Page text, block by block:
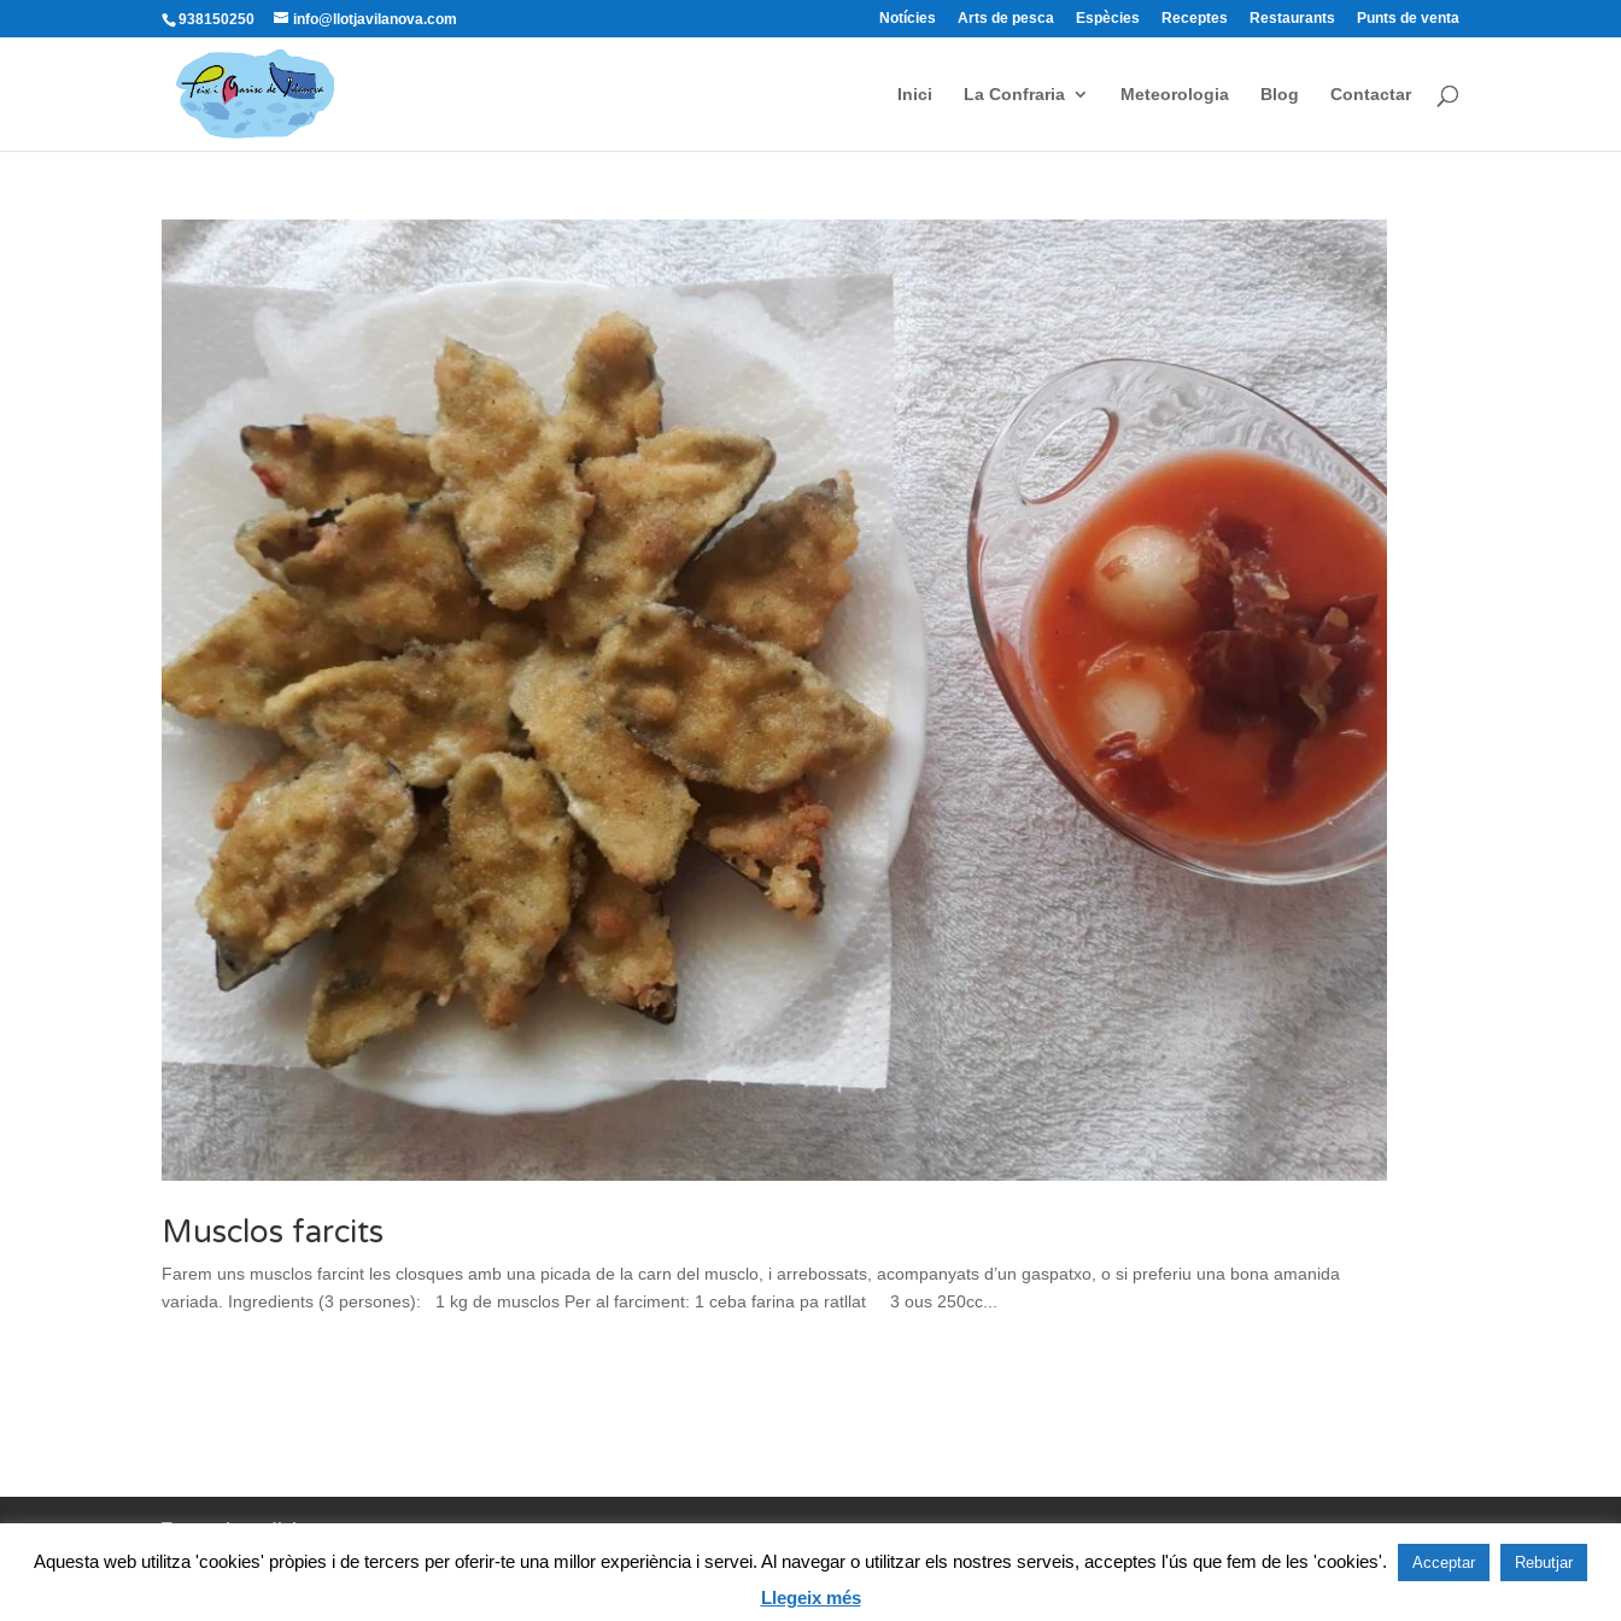
938150250 info@llotjavilanova.com Notícies Arts de pesca Espècies Receptes Restaurants Punts de venta
Inici La Confraria Meteorologia Blog Contactar
Musclos farcits
Farem uns musclos farcint les closques amb una picada de la carn del musclo, i arrebossats, acompanyats d’un gaspatxo, o si preferiu una bona amanida
variada. Ingredients (3 persones): 1 kg de musclos Per al farciment: 1 ceba farina pa ratllat 3 ous 250cc...
Termes i condicions
@Confraria de pescadors de Vilanova i la Geltrú, Zona de servei del port s/n, 08800 Vilanova i la Geltrú. Telèfon: +34 93 815 02 50
Aquesta web utilitza 'cookies' pròpies i de tercers per oferir-te una millor experiència i servei. Al navegar o utilitzar els nostres serveis, acceptes l'ús que fem de les 'cookies'. Acceptar Rebutjar
Llegeix més